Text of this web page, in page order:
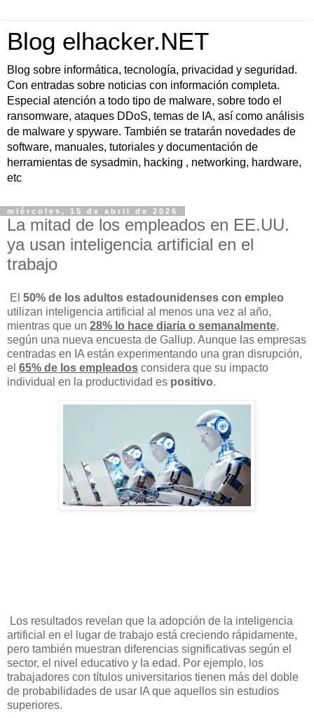
Blog elhacker.NET
Blog sobre informática, tecnología, privacidad y seguridad.
Con entradas sobre noticias con información completa.
Especial atención a todo tipo de malware, sobre todo el
ransomware, ataques DDoS, temas de IA, así como análisis
de malware y spyware. También se tratarán novedades de
software, manuales, tutoriales y documentación de
herramientas de sysadmin, hacking , networking, hardware,
etc
miércoles, 15 de abril de 2026
La mitad de los empleados en EE.UU.
ya usan inteligencia artificial en el
trabajo
El 50% de los adultos estadounidenses con empleo
utilizan inteligencia artificial al menos una vez al año,
mientras que un 28% lo hace diaria o semanalmente,
según una nueva encuesta de Gallup. Aunque las empresas
centradas en IA están experimentando una gran disrupción,
el 65% de los empleados considera que su impacto
individual en la productividad es positivo.
Los resultados revelan que la adopción de la inteligencia
artificial en el lugar de trabajo está creciendo rápidamente,
pero también muestran diferencias significativas según el
sector, el nivel educativo y la edad. Por ejemplo, los
trabajadores con títulos universitarios tienen más del doble
de probabilidades de usar IA que aquellos sin estudios
superiores.